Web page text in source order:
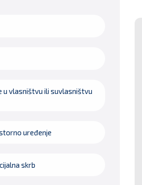
u vlasništvu ili suvlasništvu
uređenje
skrb